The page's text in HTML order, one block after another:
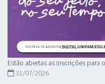
Estão abertas as inscrições para
31/07/2026